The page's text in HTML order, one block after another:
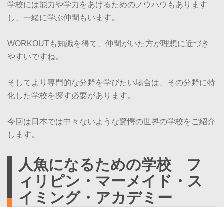
学校には能力や学力をあげるためのノウハウもあります
し、一緒に学ぶ仲間もいます。
WORKOUTも知識を得て、仲間がいた方が理想に近づき
やすいですね。
そしてより専門的な分野を学びたい場合は、その分野に特
化した学校を探す必要があります。
今回は日本では中々ないような驚愕の世界の学校をご紹介
します。
人魚になるための学校 フ
ィリピン・マーメイド・ス
イミング・アカデミー